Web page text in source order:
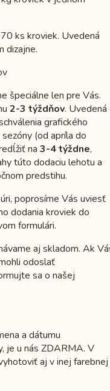
ks kroviek. Uvedená
dizajne.
špeciálne len pre Vás.
2-3 týždňov. Uvedená
grafického
(od apríla do
na 3-4 týždne,
túto dodaciu lehotu a
predstihu.
poprosíme Vás uviesť
dodania kroviek do
formulári.
aj skladom. Ak
odoslať
sa o našej
a dátumu
je u nás ZDARMA. V
aj v inej farebnej